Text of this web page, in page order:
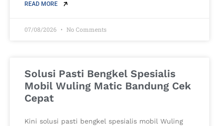
READ MORE
07/08/2026 No Comments
Solusi Pasti Bengkel Spesialis
Mobil Wuling Matic Bandung Cek
Cepat
Kini solusi pasti bengkel spesialis mobil Wuling